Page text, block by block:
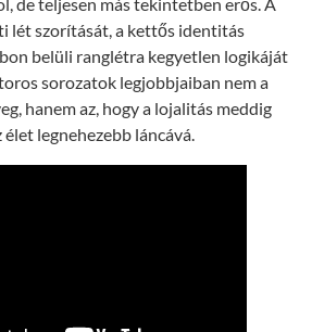
lét szorítását, a kettős identitás
belüli ranglétra kegyetlen logikáját
sorozatok legjobbjaiban nem a
hanem az, hogy a lojalitás meddig
legnehezebb láncává.